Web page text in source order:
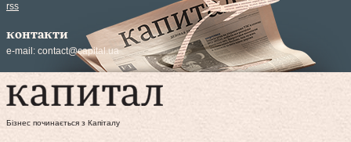
rss
контакти
e-mail: contact@capital.ua
Бізнес починається з Капіталу